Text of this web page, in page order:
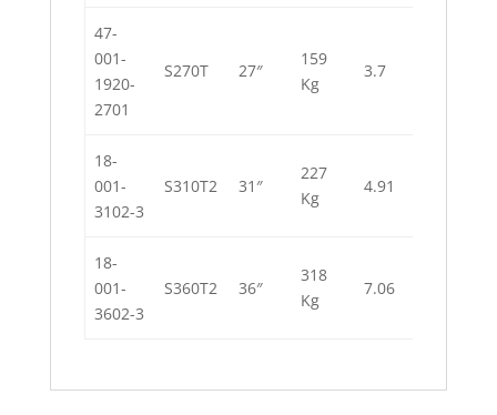
47-
001-
1920-
2701
S270T 27″
159
Kg
3.7
18-
001-
3102-3
S310T2 31″
227
Kg
4.91
18-
001-
3602-3
S360T2 36″
318
Kg
7.06